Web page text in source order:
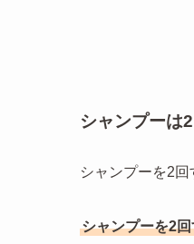
シャンプーは
シャンプーを2
シャンプーを2